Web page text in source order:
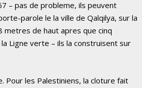
– pas de probleme, ils peuvent
parole le la ville de Qalqilya, sur la
metres de haut apres que cinq
Ligne verte – ils la construisent sur
Pour les Palestiniens, la cloture fait